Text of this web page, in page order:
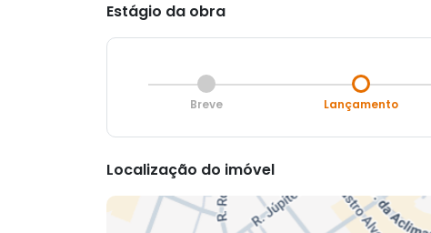
Estágio da obra
Breve Lançamento
Localização do imóvel